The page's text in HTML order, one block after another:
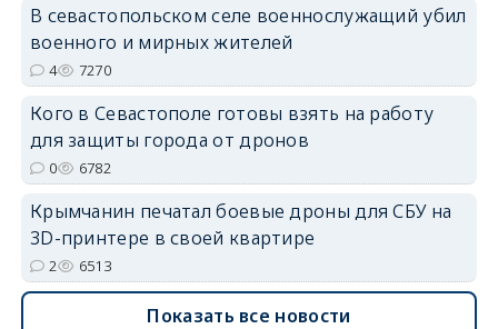
В севастопольском селе военнослужащий убил
военного и мирных жителей
4 7270
Кого в Севастополе готовы взять на работу
для защиты города от дронов
0 6782
Крымчанин печатал боевые дроны для СБУ на
3D-принтере в своей квартире
2 6513
Показать все новости